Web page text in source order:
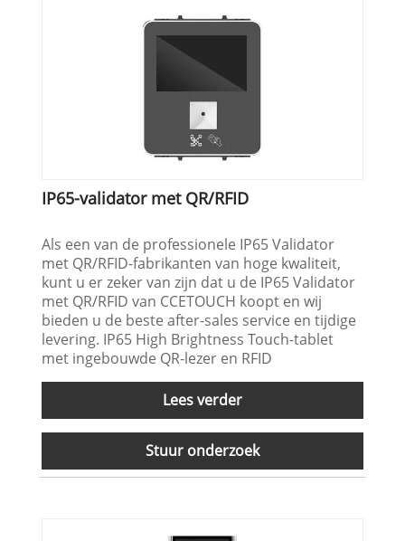
IP65-validator met QR/RFID
Als een van de professionele IP65 Validator
met QR/RFID-fabrikanten van hoge kwaliteit,
kunt u er zeker van zijn dat u de IP65 Validator
met QR/RFID van CCETOUCH koopt en wij
bieden u de beste after-sales service en tijdige
levering. IP65 High Brightness Touch-tablet
met ingebouwde QR-lezer en RFID
Lees verder
Stuur onderzoek